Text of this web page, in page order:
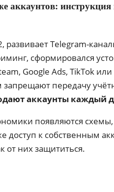
аккаунтов:
развивает Telegram-
сформировался
Google Ads, TikTok
передачу
аккаунты каждый
появляются схемы,
доступ к собственным
от них защититься.